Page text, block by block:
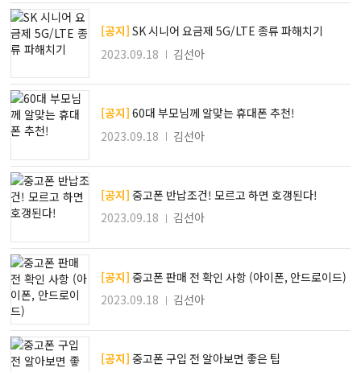
[공지] SK 시니어 요금제 5G/LTE 종류 파해치기
2023.09.18
김선아
[공지] 60대 부모님께 알맞는 휴대폰 추천!
2023.09.18
김선아
[공지] 중고폰 반납조건! 모르고 하면 호갱된다!
2023.09.18
김선아
[공지] 중고폰 판매 전 확인 사항 (아이폰, 안드로이드)
2023.09.18
김선아
[공지] 중고폰 구입 전 알아보면 좋은 팁